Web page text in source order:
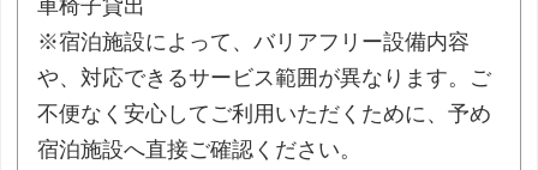
車椅子貸出
※宿泊施設によって、バリアフリー設備内容
や、対応できるサービス範囲が異なります。ご
不便なく安心してご利用いただくために、予め
宿泊施設へ直接ご確認ください。